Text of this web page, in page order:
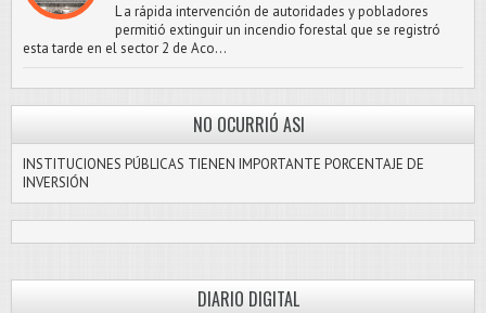
L a rápida intervención de autoridades y pobladores
permitió extinguir un incendio forestal que se registró
esta tarde en el sector 2 de Aco...
NO OCURRIÓ ASI
INSTITUCIONES PÚBLICAS TIENEN IMPORTANTE PORCENTAJE DE
INVERSIÓN
DIARIO DIGITAL